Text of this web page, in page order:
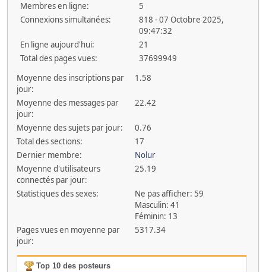
Membres en ligne:
5
Connexions simultanées:
818 - 07 Octobre 2025,
09:47:32
En ligne aujourd'hui:
21
Total des pages vues:
37699949
Moyenne des inscriptions par
jour:
1.58
Moyenne des messages par
jour:
22.42
Moyenne des sujets par jour:
0.76
Total des sections:
17
Dernier membre:
Nolur
Moyenne d'utilisateurs
connectés par jour:
25.19
Statistiques des sexes:
Ne pas afficher: 59
Masculin: 41
Féminin: 13
Pages vues en moyenne par
jour:
5317.34
Top 10 des posteurs